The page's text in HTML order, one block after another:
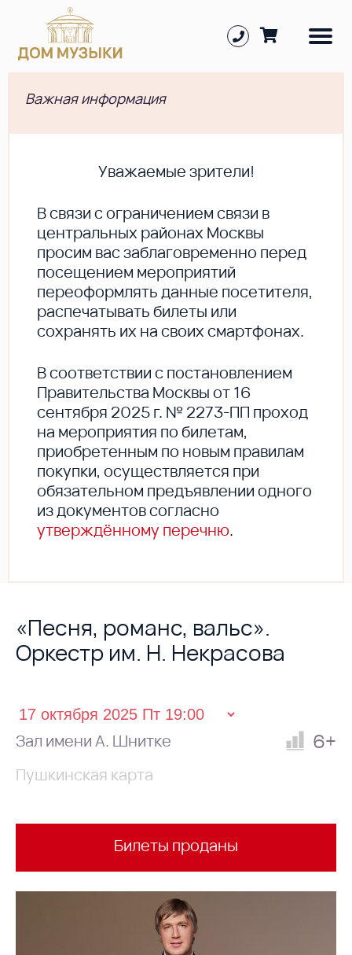
Важная информация
Уважаемые зрители!
В cвязи с ограничением связи в
центральных районах Москвы
просим вас заблаговременно перед
посещением мероприятий
переоформлять данные посетителя,
распечатывать билеты или
сохранять их на своих смартфонах.
В соответствии с постановлением
Правительства Москвы от 16
сентября 2025 г. № 2273-ПП проход
на мероприятия по билетам,
приобретенным по новым правилам
покупки, осуществляется при
обязательном предъявлении одного
из документов согласно
утверждённому перечню.
«Песня, романс, вальс».
Оркестр им. Н. Некрасова
Зал имени А. Шнитке 6+
Пушкинская карта
Билеты проданы